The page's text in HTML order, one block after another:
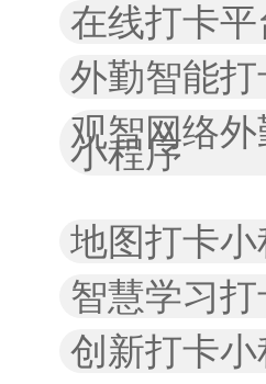
在线打卡平
外勤智能
观智网络
小程序
地图打卡小
智慧学习打
创新打卡小